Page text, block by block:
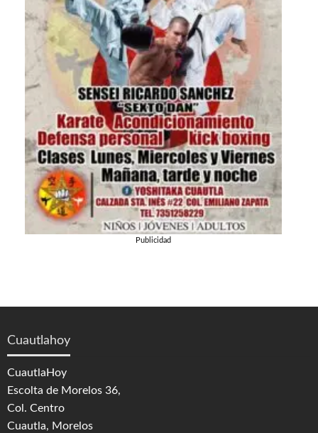
Publicidad
Cuautlahoy
CuautlaHoy
Escolta de Morelos 36,
Col. Centro
Cuautla, Morelos